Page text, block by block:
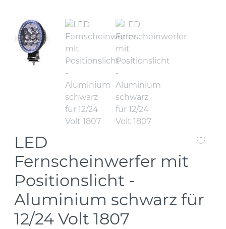
LED
Fernscheinwerfer mit
Positionslicht -
Aluminium schwarz für
12/24 Volt 1807